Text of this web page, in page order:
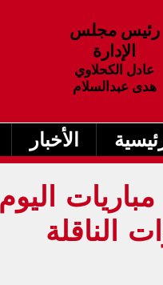
رئيس مجلس
الإدارة
عادل الكحلاوي
هدى عبدالسلام
الأخبار
الناقلة